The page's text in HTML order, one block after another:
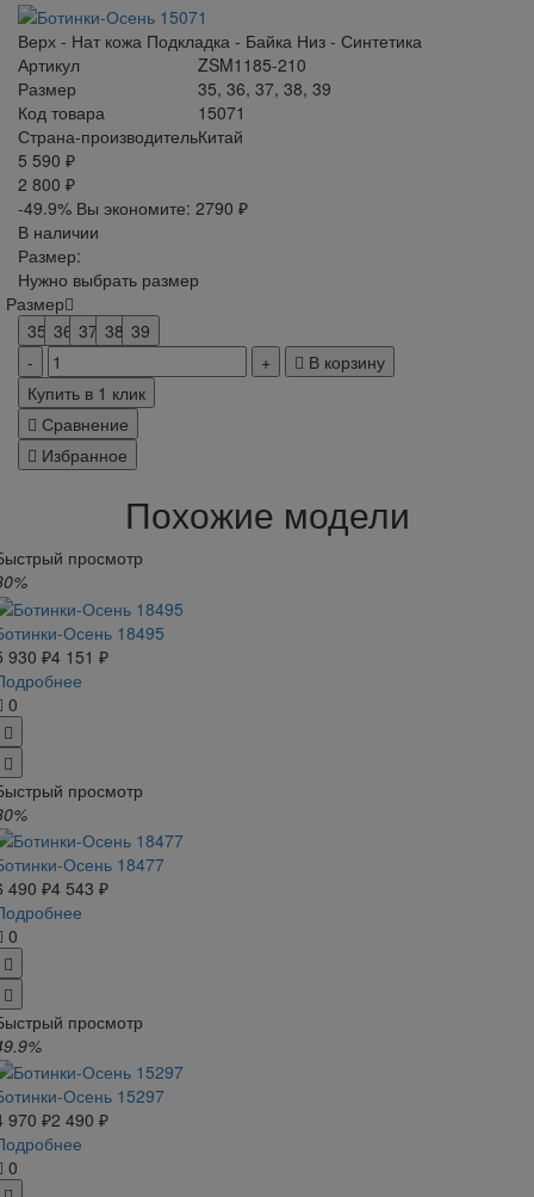
Верх - Нат кожа Подкладка - Байка Низ - Синтетика
Артикул
ZSM1185-210
Размер
35, 36, 37, 38, 39
Код товара
15071
Страна-производительКитай
5 590 ₽
2 800 ₽
-49.9% Вы экономите: 2790 ₽
В наличии
Размер:
Нужно выбрать размер
Размер
35 36 37 38 39
В корзину
Купить в 1 клик
Сравнение
Избранное
Похожие модели
просмотр
Осень 18495
930 ₽4 151 ₽
0
просмотр
Осень 18477
490 ₽4 543 ₽
0
просмотр
Осень 15297
970 ₽2 490 ₽
0